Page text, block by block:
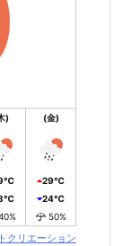
) (金)
29℃
24℃
50%
クリエーション